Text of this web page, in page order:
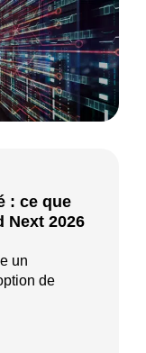
: ce que
Next 2026
un
de